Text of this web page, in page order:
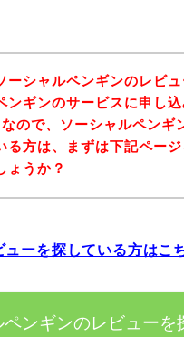
ーシャルペンギンのレビ
ンギンのサービスに申し
ので、ソーシャルペンギ
る方は、まずは下記ペー
ょうか？
ーを探している方はこ
ペンギンのレビューを